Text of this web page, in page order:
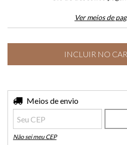
Ver meios de
Entregas para o CEP:
Meios de envio
Não sei meu CEP